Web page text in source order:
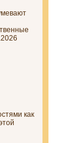
как